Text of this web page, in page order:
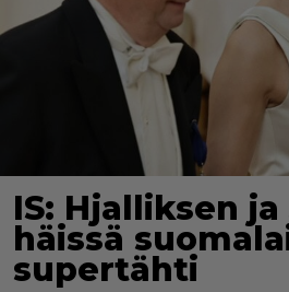
IS: Hjalliksen
häissä
supertähti